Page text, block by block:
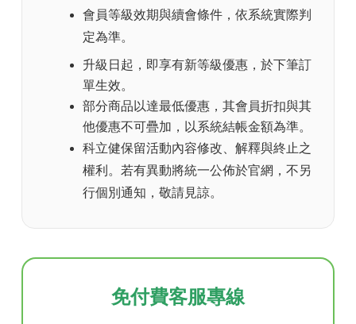
會員等級效期與續會條件，依系統實際判
定為準。
升級日起，即享有新等級優惠，於下筆訂
單生效。
部分商品以達最低優惠，其會員折扣與其
他優惠不可疊加，以系統結帳金額為準。
科立健保留活動內容修改、解釋與終止之
權利。若有異動將統一公佈於官網，不另
行個別通知，敬請見諒。
免付費客服專線